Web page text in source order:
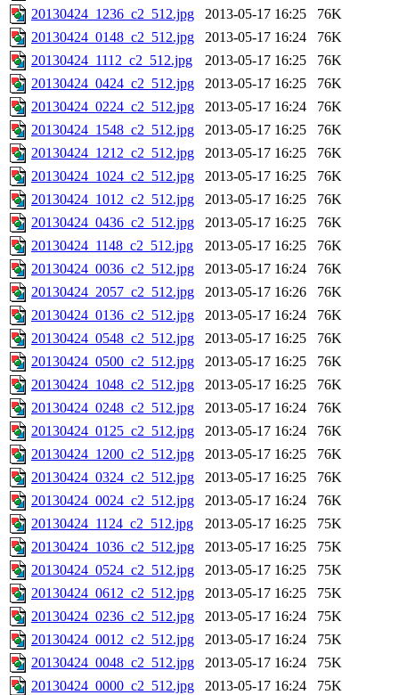
20130424_1236_c2_512.jpg
2013-05-17 16:25
76K
20130424_0148_c2_512.jpg
2013-05-17 16:24
76K
20130424_1112_c2_512.jpg
2013-05-17 16:25
76K
20130424_0424_c2_512.jpg
2013-05-17 16:25
76K
20130424_0224_c2_512.jpg
2013-05-17 16:24
76K
20130424_1548_c2_512.jpg
2013-05-17 16:25
76K
20130424_1212_c2_512.jpg
2013-05-17 16:25
76K
20130424_1024_c2_512.jpg
2013-05-17 16:25
76K
20130424_1012_c2_512.jpg
2013-05-17 16:25
76K
20130424_0436_c2_512.jpg
2013-05-17 16:25
76K
20130424_1148_c2_512.jpg
2013-05-17 16:25
76K
20130424_0036_c2_512.jpg
2013-05-17 16:24
76K
20130424_2057_c2_512.jpg
2013-05-17 16:26
76K
20130424_0136_c2_512.jpg
2013-05-17 16:24
76K
20130424_0548_c2_512.jpg
2013-05-17 16:25
76K
20130424_0500_c2_512.jpg
2013-05-17 16:25
76K
20130424_1048_c2_512.jpg
2013-05-17 16:25
76K
20130424_0248_c2_512.jpg
2013-05-17 16:24
76K
20130424_0125_c2_512.jpg
2013-05-17 16:24
76K
20130424_1200_c2_512.jpg
2013-05-17 16:25
76K
20130424_0324_c2_512.jpg
2013-05-17 16:25
76K
20130424_0024_c2_512.jpg
2013-05-17 16:24
76K
20130424_1124_c2_512.jpg
2013-05-17 16:25
75K
20130424_1036_c2_512.jpg
2013-05-17 16:25
75K
20130424_0524_c2_512.jpg
2013-05-17 16:25
75K
20130424_0612_c2_512.jpg
2013-05-17 16:25
75K
20130424_0236_c2_512.jpg
2013-05-17 16:24
75K
20130424_0012_c2_512.jpg
2013-05-17 16:24
75K
20130424_0048_c2_512.jpg
2013-05-17 16:24
75K
20130424_0000_c2_512.jpg
2013-05-17 16:24
75K